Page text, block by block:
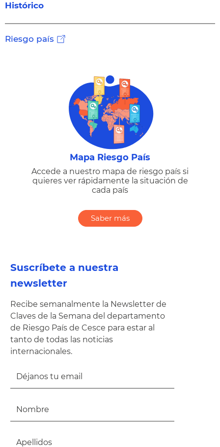
Histórico
Riesgo país
Mapa Riesgo País
Accede a nuestro mapa de riesgo país si
quieres ver rápidamente la situación de
cada país
Saber más
Suscríbete a nuestra
newsletter
Recibe semanalmente la Newsletter de
Claves de la Semana del departamento
de Riesgo País de Cesce para estar al
tanto de todas las noticias
internacionales.